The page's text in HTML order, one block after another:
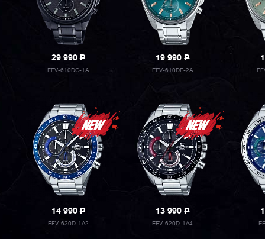
29 990P
EFV-610DC-1A
19 990P
EFV-610DE-2A
14 990P
EFV-620D-1A2
13 990P
EFV-620D-1A4